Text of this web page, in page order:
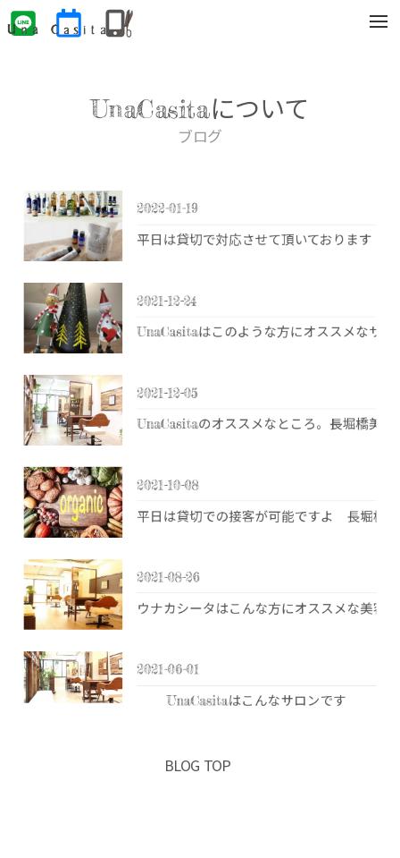
UnaCasitaについて
ブログ
2022-01-19
平日は貸切で対応させて頂いております！
2021-12-24
UnaCasitaはこのような方にオススメなサ
2021-12-05
UnaCasitaのオススメなところ。長堀橋美
2021-10-08
平日は貸切での接客が可能ですよ 長堀橋
2021-08-26
ウナカシータはこんな方にオススメな美
2021-06-01
UnaCasitaはこんなサロンです
BLOG TOP
t